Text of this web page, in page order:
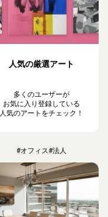
人気の厳選アート
多くのユーザーが
お気に入り登録している
人気のアートをチェック！
#オフィス#法人